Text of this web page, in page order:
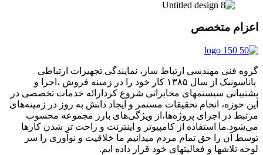
اعزام متخصص
گروه فنی مهندسی ارتباط ساز، نمایندگی تجهیزات ارتباطی
پاناسونیک از سال ۱۳۸۵ کار خود را در زمینه فروش ،اجرا و
پشتیبانی سیستمهای مخابراتی شروع کردارائه خدمات تخصصی در
این حوزه، انجام تحقیقات مستمر و ایجاد دانش به‌ روز در زمینه‌های
مرتبط در اجرای پروژه‌ها،از ویژگی‌های بارز مجموعه محسوب
می‌شود.ما استفاده از کامپیوتر و اینترنت و راحت تر شدن کارها
توسط آن را حق تمام مردم میدانیم ما خلاقیت و نوآوری را سر
لوحه تلاشها و فعالیتهای خود قرار داده ایم.